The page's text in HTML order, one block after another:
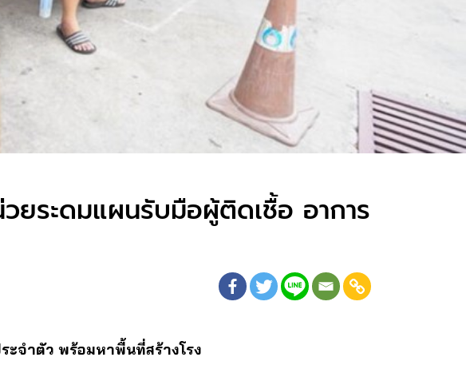
ระดมแผนรับมือผู้ติดเชื้อ​ อาการ
ะจำตัว​ พร้อมหาพื้นที่สร้างโรง